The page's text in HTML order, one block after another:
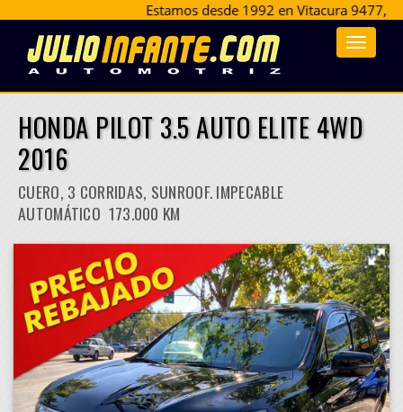
Estamos desde 1992 en Vitacura 9477,
Toggle
HONDA PILOT 3.5 AUTO ELITE 4WD
2016
CUERO, 3 CORRIDAS, SUNROOF. IMPECABLE
AUTOMÁTICO 173.000 KM